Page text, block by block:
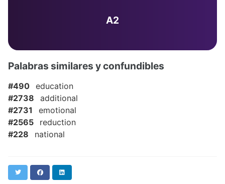
A2
Palabras similares y confundibles
#490 education
#2738
additional
#2731
emotional
#2565
reduction
#228
national
Twitter Facebook